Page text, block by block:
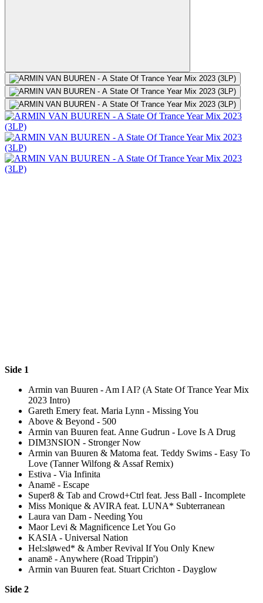
Side 1
Armin van Buuren - Am I AI? (A State Of Trance Year Mix
2023 Intro)
Gareth Emery feat. Maria Lynn - Missing You
Above & Beyond - 500
Armin van Buuren feat. Anne Gudrun - Love Is A Drug
DIM3NSION - Stronger Now
Armin van Buuren & Matoma feat. Teddy Swims - Easy To
Love (Tanner Wilfong & Assaf Remix)
Estiva - Via Infinita
Anamē - Escape
Super8 & Tab and Crowd+Ctrl feat. Jess Ball - Incomplete
Miss Monique & AVIRA feat. LUNA* Subterranean
Laura van Dam - Needing You
Maor Levi & Magnificence Let You Go
KASIA - Universal Nation
Hel:sløwed* & Amber Revival If You Only Knew
anamē - Anywhere (Road Trippin')
Armin van Buuren feat. Stuart Crichton - Dayglow
Side 2